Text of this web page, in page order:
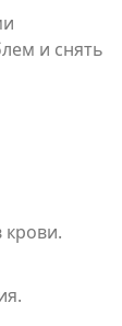
и снять